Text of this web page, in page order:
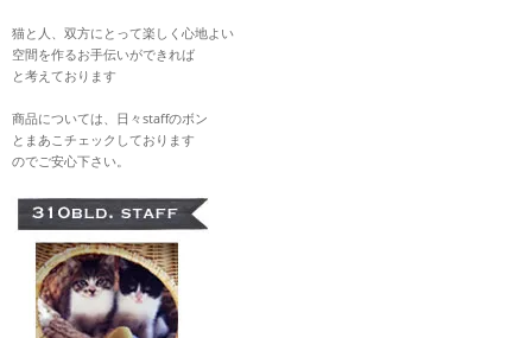
猫と人、双方にとって楽しく心地よい
空間を作るお手伝いができれば
と考えております
商品については、日々staffのボン
とまあこチェックしております
のでご安心下さい。